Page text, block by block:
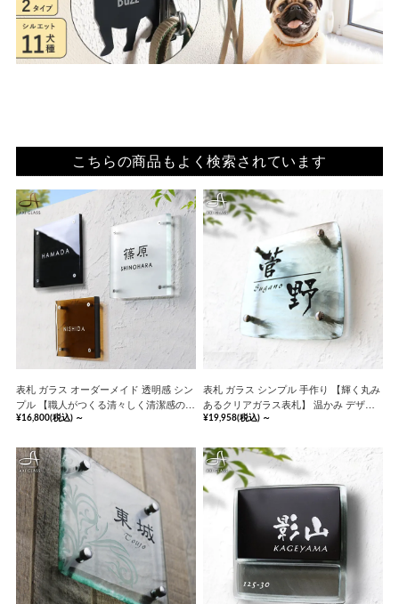
こちらの商品もよく検索されています
表札 ガラス オーダーメイド 透明感 シン
プル 【職人がつくる清々しく清潔感のあ
るガラス表札】 すっきり 戸建て 看板
¥16,800(税込) ～
表札 ガラス シンプル 手作り 【輝く丸み
あるクリアガラス表札】 温かみ デザイ
ン豊富 【hf-117】《安心の保証書付》
¥19,958(税込) ～